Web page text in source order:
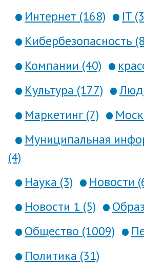
Интернет (168)
IT
Кибербезопасность
Компании (40)
Культура (177)
Маркетинг (7)
Муниципальная
(4)
Наука (3)
Новости
Новости 1 (5)
Общество (1009)
Политика (31)